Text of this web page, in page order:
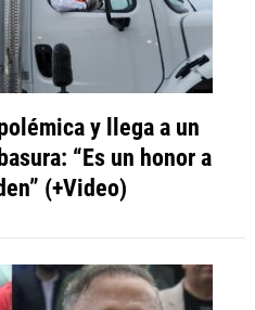
y llega a un
“Es un honor a
(+Video)